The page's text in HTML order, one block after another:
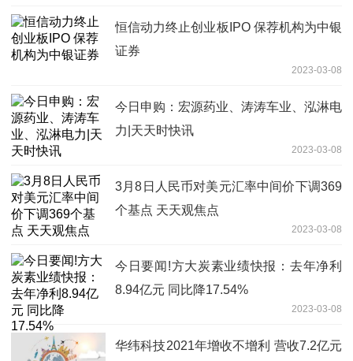
恒信动力终止创业板IPO 保荐机构为中银
证券
2023-03-08
今日申购：宏源药业、涛涛车业、泓淋电
力|天天时快讯
2023-03-08
3月8日人民币对美元汇率中间价下调369
个基点 天天观焦点
2023-03-08
今日要闻!方大炭素业绩快报：去年净利
8.94亿元 同比降17.54%
2023-03-08
华纬科技2021年增收不增利 营收7.2亿元